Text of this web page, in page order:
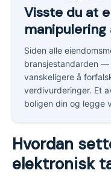
Visste du at
Siden alle
bransjestandarden
vanskeligere å
verdivurderinger. Et
boligen din og legge
Hvordan
elektronisk